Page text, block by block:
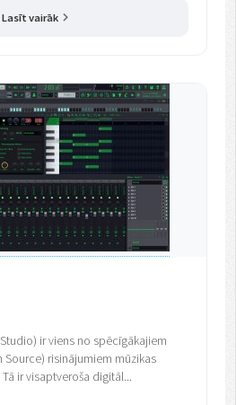
Lasīt vairāk
Studio) ir viens no spēcīgākajiem
risinājumiem mūzikas
ir visaptveroša digitāl...